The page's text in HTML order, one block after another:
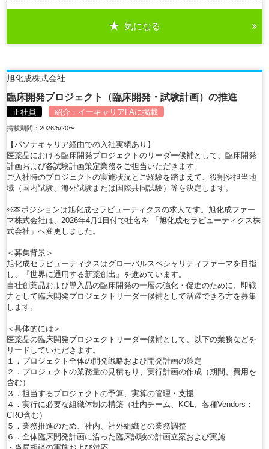
気になる
旭化成株式会社
臨床開発プロジェクト（臨床開発・試験計画）の推進
正社員 紹介： イーキャリアFAに掲載
掲載期間：2026/5/20〜
【パソナキャリア経由での入社実績あり】
医薬品における臨床開発プロジェクトのリーダー候補として、臨床開発
計画および各試験計画策定業務をご担当いただきます。
ご入社時のプロジェクトの実施状況とご経験を踏まえて、役割や担当地
域（国内試験、海外試験または国際共同試験）等を決定します。
※本ポジションは旭化成セラピューティクスの求人です。旭化成ファー
マ株式会社は、2026年4月1日付で社名を 「旭化成セラピューティクス株
式会社」へ変更しました。
＜募集背景＞
旭化成セラピューティクスはグローバルスペシャリティファーマを目指
し、『世界に通用する新薬創出』を進めています。
自社創薬品および導入品の臨床開発の一層の強化・促進のために、即戦
力として臨床開発プロジェクトリーダー候補として活躍できる方を募集
します。
＜具体的には＞
医薬品の臨床開発プロジェクトリーダー候補として、以下の業務などを
リードしていただきます。
１．プロジェクト全体の開発戦略および開発計画の策定
２．プロジェクトの業務量の見積もり、実行計画の作成（期間、費用を
含む）
３．担当するプロジェクトの予算、実算の管理・支援
４．実行に必要な組織体制の構築（社内チーム、KOL、各種Vendors：
CRO含む）
５．業務推進のため、社内、社外組織との業務調整
６．全体臨床開発計画に沿った臨床試験の計画立案および実施